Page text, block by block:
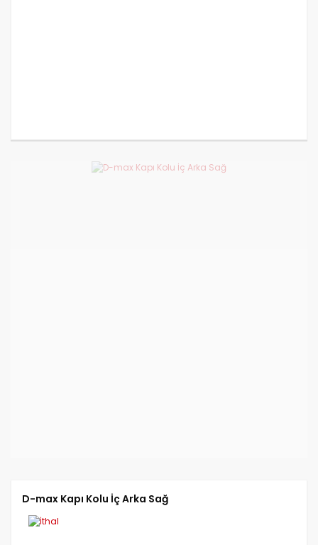
D-max Kapı Kolu İç Arka Sağ